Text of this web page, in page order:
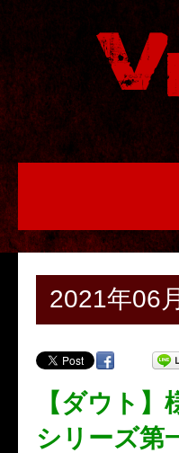
2021年06
【ダウト
シリーズ第